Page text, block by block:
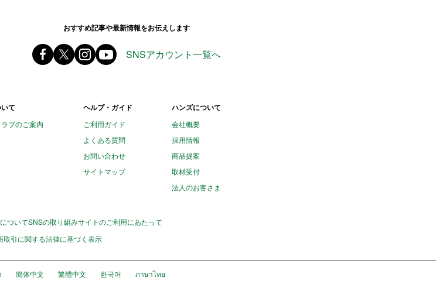
おすすめ記事や最新情報をお伝えします
Facebook ハンズ公式ファンページ
X(旧 twitter) @Hands_official_
instagram @tokyuhandsinc
youtube
SNSアカウント一覧へ
て
ブのご案内
ヘルプ・ガイド
ご利用ガイド
よくある質問
お問い合わせ
サイトマップ
ハンズについて
会社概要
採用情報
商品提案
取材受付
法人のお客さま
ついてSNSの取り組みサイトのご利用にあたって
取引に関する法律に基づく表示
簡体中文 繁體中文 한국어 ภาษาไทย